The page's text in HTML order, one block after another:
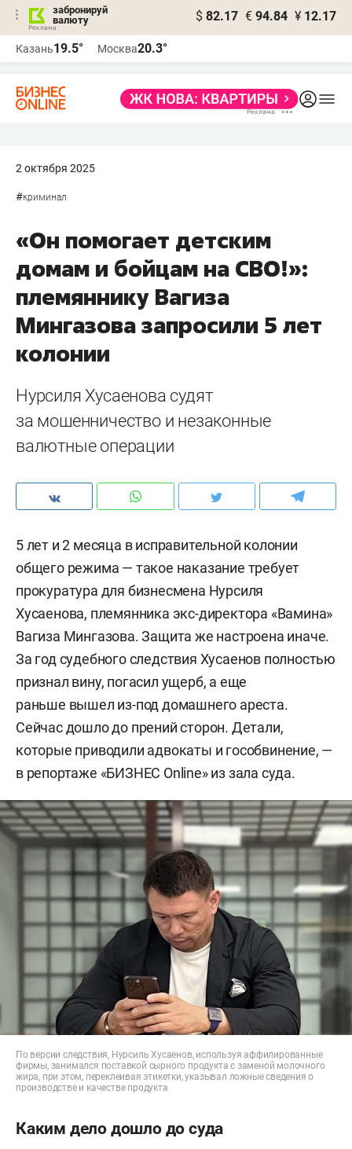
забронируй
валюту
$ 82.17 € 94.84 ¥ 12.17
Казань19.5° Москва20.3°
2 октября 2025
#криминал
«Он помогает детским
домам и бойцам на СВО!»:
племяннику Вагиза
Мингазова запросили 5 лет
колонии
Нурсиля Хусаенова судят
за мошенничество и незаконные
валютные операции
5 лет и 2 месяца в исправительной колонии
общего режима — такое наказание требует
прокуратура для бизнесмена Нурсиля
Хусаенова, племянника экс-директора «Вамина»
Вагиза Мингазова. Защита же настроена иначе.
За год судебного следствия Хусаенов полностью
признал вину, погасил ущерб, а еще
раньше вышел из-под домашнего ареста.
Сейчас дошло до прений сторон. Детали,
которые приводили адвокаты и гособвинение, —
в репортаже «БИЗНЕС Online» из зала суда.
По версии следствия, Нурсиль Хусаенов, используя аффилированные
фирмы, занимался поставкой сырного продукта с заменой молочного
жира, при этом, переклеивая этикетки, указывал ложные сведения о
производстве и качестве продукта
Каким дело дошло до суда